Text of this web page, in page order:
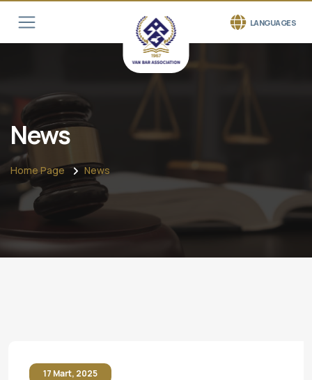
LANGUAGES
News
Home Page News
17 Mart, 2025